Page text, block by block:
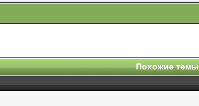
Похожие темы